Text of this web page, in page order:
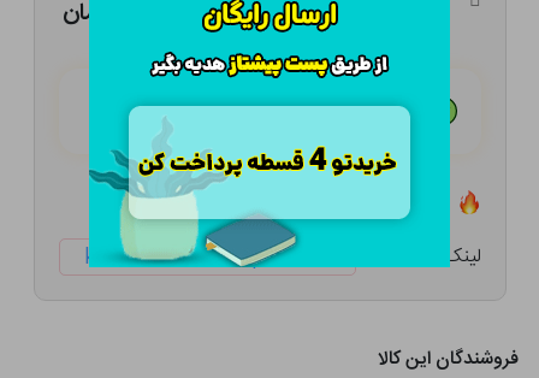
هـر قسط با تــرب‌پــی:۶۳,۲۰۰ تومان
لینک کوتاه: ketabtala.com/sbp-57396
فروشندگان این کالا